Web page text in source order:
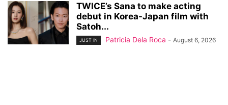
TWICE’s Sana to make acting
debut in Korea-Japan film with
Satoh...
JUST IN Patricia Dela Roca - August 6, 2026